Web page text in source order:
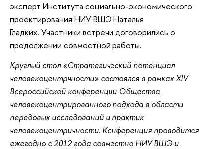
эксперт Института социально-экономического
проектирования НИУ ВШЭ Наталья
Гладких. Участники встречи договорились о
продолжении совместной работы.
Круглый стол «Стратегический потенциал
человекоцентрчности» состоялся в рамках XIV
Всероссийской конференции Общества
человекоцентрированного подхода в области
передовых исследований и практик
человекоцентричности. Конференция проводится
ежегодно с 2012 года совместно НИУ ВШЭ и